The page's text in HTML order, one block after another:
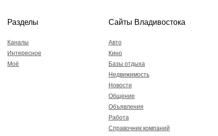
Разделы
Каналы
Интересное
Моё
Сайты Владивостока
Авто
Кино
Базы отдыха
Недвижимость
Новости
Общение
Объявления
Работа
Справочник компаний